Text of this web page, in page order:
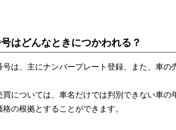
はどんなときにつかわれる？
は、主にナンバープレート登録、また、車の
については、車名だけでは判別できない車の
格の根拠とすることができます。